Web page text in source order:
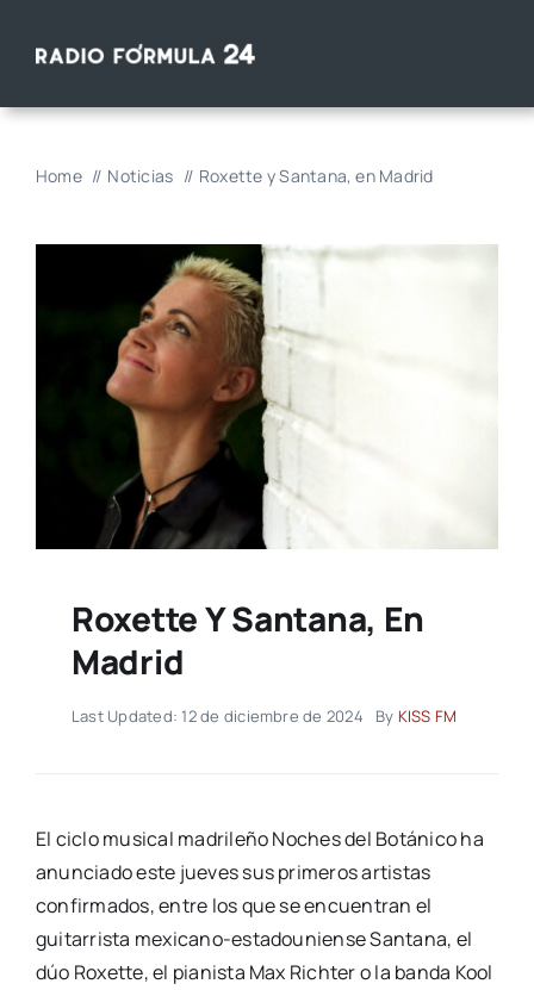
Home Noticias Roxette y Santana, en Madrid
Roxette Y Santana, En
Madrid
Last Updated: 12 de diciembre de 2024 By KISS FM
El ciclo musical madrileño Noches del Botánico ha
anunciado este jueves sus primeros artistas
confirmados, entre los que se encuentran el
guitarrista mexicano-estadouniense Santana, el
dúo Roxette, el pianista Max Richter o la banda Kool